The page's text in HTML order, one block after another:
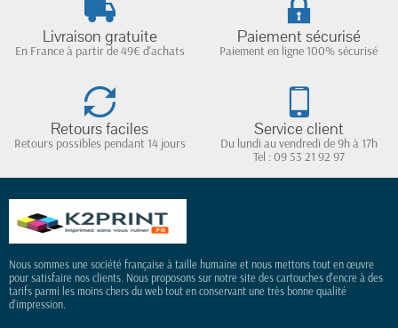
Livraison gratuite
En France à partir de 49€ d'achats
Paiement sécurisé
Paiement en ligne 100% sécurisé
Retours faciles
Retours possibles pendant 14 jours
Service client
Du lundi au vendredi de 9h à 17h
Tel : 09 53 21 92 97
Nous sommes une société française à taille humaine et nous mettons tout en œuvre
pour satisfaire nos clients. Nous proposons sur notre site des cartouches d'encre à des
tarifs parmi les moins chers du web tout en conservant une très bonne qualité
d'impression.